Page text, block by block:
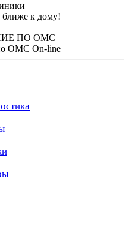
к дому!
ПО ОМС
ОМС On-line